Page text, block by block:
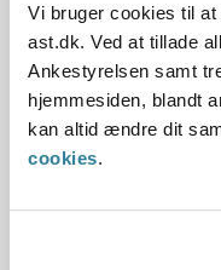
Vi bruger cookies til
ast.dk. Ved at tillade
Ankestyrelsen samt
hjemmesiden, blandt
kan altid ændre dit
cookies.
11.07.2013
Paragraf